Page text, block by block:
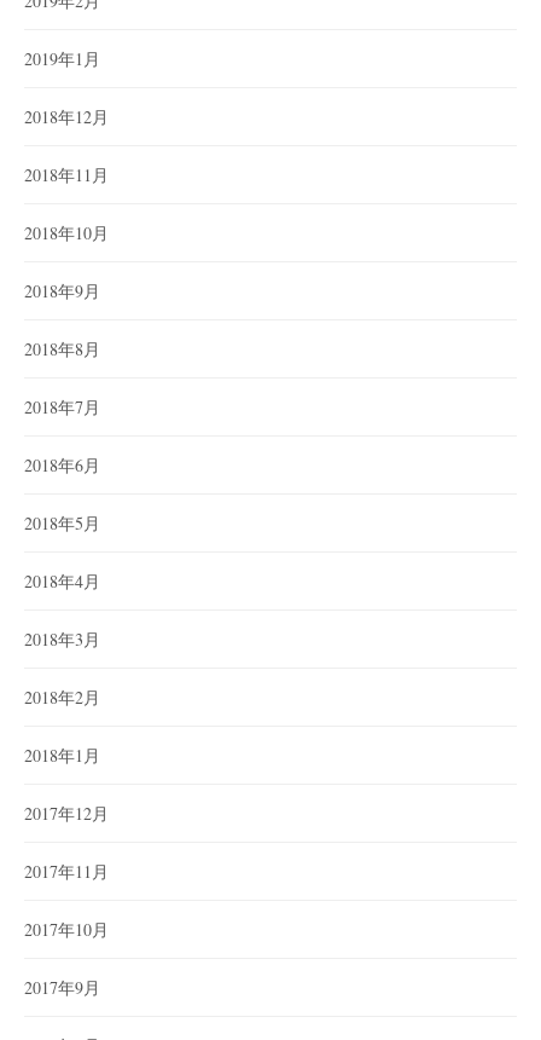
2019年1月
2018年12月
2018年11月
2018年10月
2018年9月
2018年8月
2018年7月
2018年6月
2018年5月
2018年4月
2018年3月
2018年2月
2018年1月
2017年12月
2017年11月
2017年10月
2017年9月